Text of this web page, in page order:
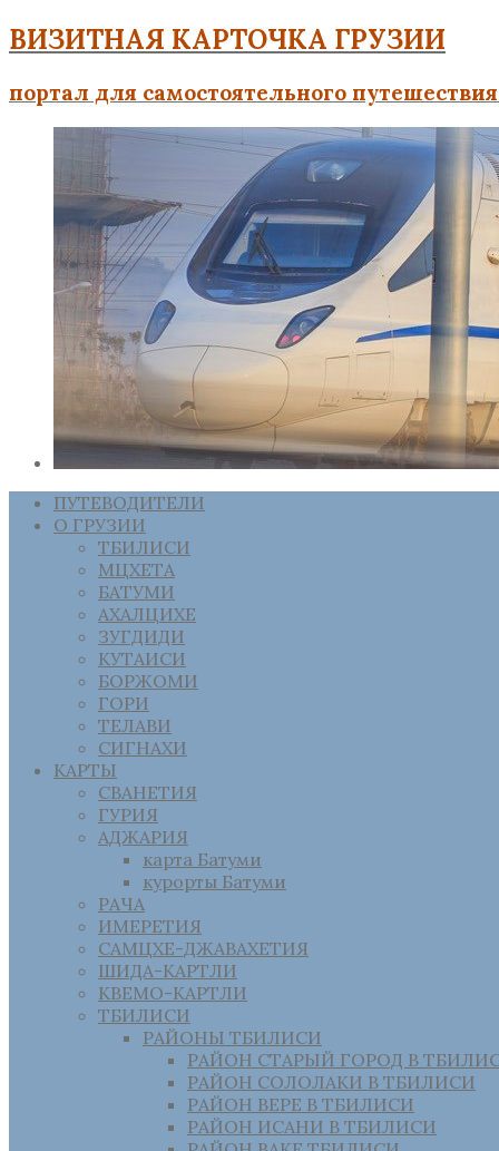
ВИЗИТНАЯ КАРТОЧКА ГРУЗИИ
портал для самостоятельного
ПУТЕВОДИТЕЛИ
О ГРУЗИИ
ТБИЛИСИ
МЦХЕТА
БАТУМИ
АХАЛЦИХЕ
ЗУГДИДИ
КУТАИСИ
БОРЖОМИ
ГОРИ
ТЕЛАВИ
СИГНАХИ
КАРТЫ
СВАНЕТИЯ
ГУРИЯ
АДЖАРИЯ
карта Батуми
курорты Батуми
РАЧА
ИМЕРЕТИЯ
САМЦХЕ-ДЖАВАХЕТИЯ
ШИДА-КАРТЛИ
КВЕМО-КАРТЛИ
ТБИЛИСИ
РАЙОНЫ ТБИЛИСИ
РАЙОН СТАРЫЙ ГОРОД В
РАЙОН СОЛОЛАКИ В ТБИЛИСИ
РАЙОН ВЕРЕ В ТБИЛИСИ
РАЙОН ИСАНИ В ТБИЛИСИ